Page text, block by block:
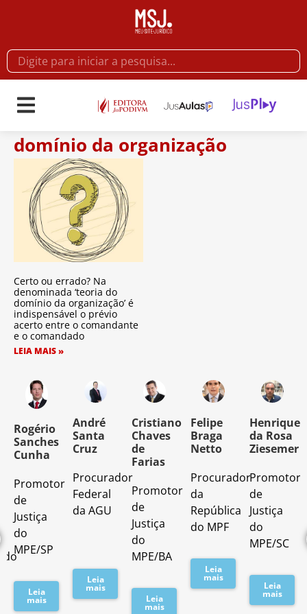
domínio da organização
Certo ou errado? Na
denominada ‘teoria do
domínio da organização’ é
indispensável o prévio
acerto entre o comandante
e o comandado
LEIA MAIS »
Rogério
Sanches
Cunha
Promotor
de
Justiça
do
MPE/SP
Leia
mais
André
Santa
Cruz
Procurador
Federal
da AGU
Leia
mais
Cristiano
Chaves
de
Farias
Promotor
de
Justiça
do
MPE/BA
Leia
mais
Felipe
Braga
Netto
Procurador
da
República
do MPF
Leia
mais
Henrique
da Rosa
Ziesemer
Promotor
de
Justiça
do
MPE/SC
Leia
mais